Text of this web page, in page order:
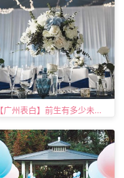
【广州表白】前生有多少未...